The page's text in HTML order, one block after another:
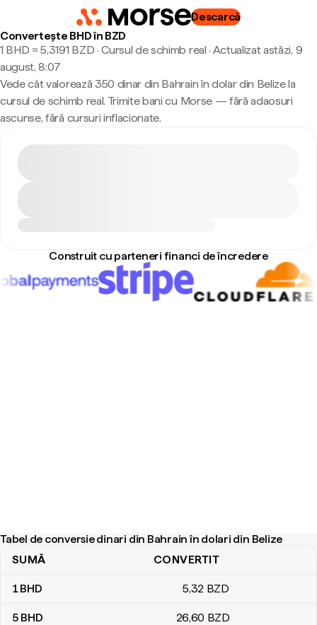
Descarcă
Convertește BHD în BZD
1 BHD ≈ 5,3191 BZD · Cursul de schimb real · Actualizat astăzi, 9
august, 8:07
Vede cât valorează 350 dinar din Bahrain în dolar din Belize la
cursul de schimb real. Trimite bani cu Morse — fără adaosuri
ascunse, fără cursuri inflacionate.
Construit cu parteneri financi de încredere
Tabel de conversie dinari din Bahrain în dolari din Belize
Tabel de conversie dinari din Bahrain în dolari din Belize
SUMĂ CONVERTIT
1BHD 5,32 BZD
5 BHD 26,60 BZD